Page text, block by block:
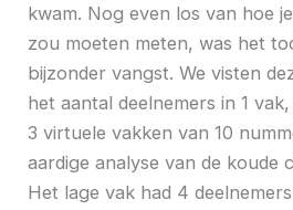
kwam. Nog even los van hoe
zou moeten meten, was het
bijzonder vangst. We visten
het aantal deelnemers in 1
3 virtuele vakken van 10
aardige analyse van de koude
Het lage vak had 4